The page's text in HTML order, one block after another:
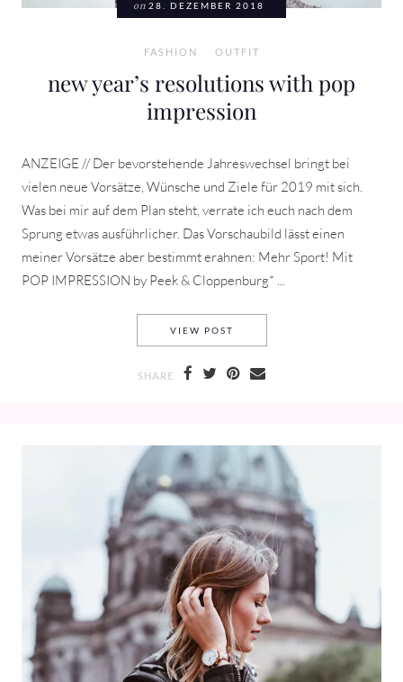
on 28. DEZEMBER 2018
FASHION OUTFIT
new year’s resolutions with pop
impression
ANZEIGE // Der bevorstehende Jahreswechsel bringt bei
vielen neue Vorsätze, Wünsche und Ziele für 2019 mit sich.
Was bei mir auf dem Plan steht, verrate ich euch nach dem
Sprung etwas ausführlicher. Das Vorschaubild lässt einen
meiner Vorsätze aber bestimmt erahnen: Mehr Sport! Mit
POP IMPRESSION by Peek & Cloppenburg* ...
VIEW POST
SHARE